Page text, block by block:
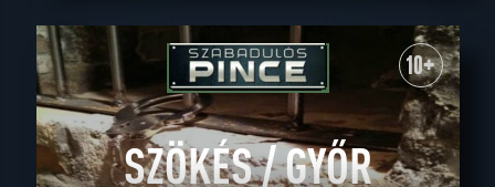
10+
SZÖKÉS / GYŐR